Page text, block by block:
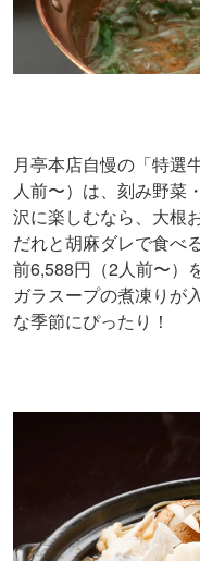
月亭本店自慢の「特選
人前〜）は、刻み野菜
沢に楽しむなら、大根
だれと胡麻ダレで食べ
前6,588円（2人前〜）
ガラスープの煮凍りが
な季節にぴったり！